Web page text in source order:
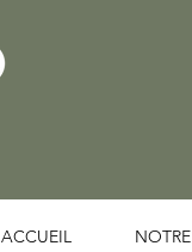
ACCUEIL